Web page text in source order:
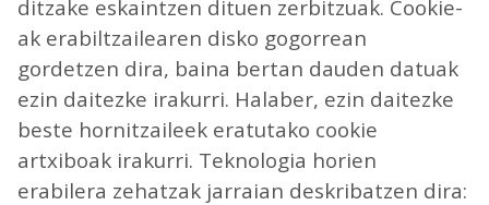
ditzake eskaintzen dituen zerbitzuak. Cookie-
ak erabiltzailearen disko gogorrean
gordetzen dira, baina bertan dauden datuak
ezin daitezke irakurri. Halaber, ezin daitezke
beste hornitzaileek eratutako cookie
artxiboak irakurri. Teknologia horien
erabilera zehatzak jarraian deskribatzen dira: